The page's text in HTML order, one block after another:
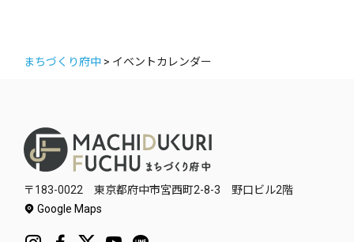
まちづくり府中 > イベントカレンダー
〒183-0022 東京都府中市宮西町2-8-3 野口ビル2階
Google Maps